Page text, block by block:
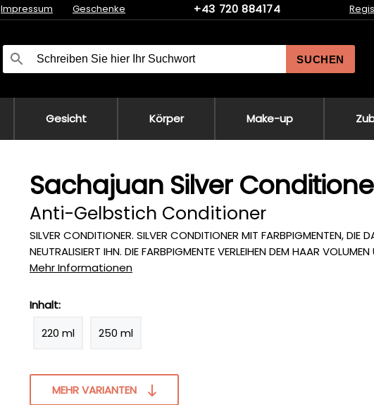
Impressum Geschenke +43 720 884174
SUCHEN
Gesicht Körper Make-up
Sachajuan Silver
Anti-Gelbstich Conditioner
SILVER CONDITIONER. SILVER CONDITIONER MIT FARBPIGMENTEN, DIE
NEUTRALISIERT IHN. DIE FARBPIGMENTE VERLEIHEN DEM HAAR
Mehr Informationen
Inhalt:
220 ml
250 ml
MEHR VARIANTEN